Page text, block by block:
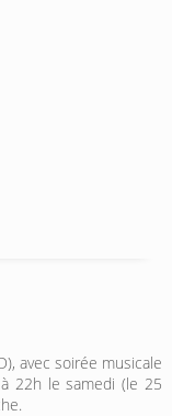
avec soirée musicale
22h le samedi (le 25